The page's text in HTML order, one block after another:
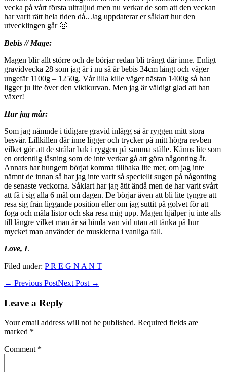
vecka på vårt första ultraljud men nu verkar de som att den veckan
har varit rätt hela tiden då.. Jag uppdaterar er såklart hur den
utvecklingen går 🙂
Bebis // Mage:
Magen blir allt större och de börjar redan bli trångt där inne. Enligt
gravidvecka 28 som jag är i nu så är bebis 34cm långt och väger
ungefär 1100g – 1250g. Vår lilla kille väger nästan 1400g så han
ligger ju lite över den viktkurvan. Men jag är väldigt glad att han
växer!
Hur jag mår:
Som jag nämnde i tidigare gravid inlägg så är ryggen mitt stora
besvär. Lillkillen där inne ligger och trycker på mitt högra revben
vilket gör att de strålar bak i ryggen på samma ställe. Känns lite som
en ordentlig låsning som de inte verkar gå att göra någonting åt.
Annars har hungern börjat komma tillbaka lite mer, om jag inte
nämnt de innan så har jag inte varit så speciellt sugen på någonting
de senaste veckorna. Såklart har jag ätit ändå men de har varit svårt
att få i sig alla 6 mål om dagen. De börjar även att bli lite tyngre att
resa sig från liggande position eller om jag suttit på golvet för att
foga och måla listor och ska resa mig upp. Magen hjälper ju inte alls
till längre vilket man är så himla van vid utan att tänka på hur
mycket man använder de musklerna i vanliga fall.
Love, L
Filed under: P R E G N A N T
Post
← Previous PostNext Post →
Leave a Reply
Your email address will not be published. Required fields are
marked *
Comment *